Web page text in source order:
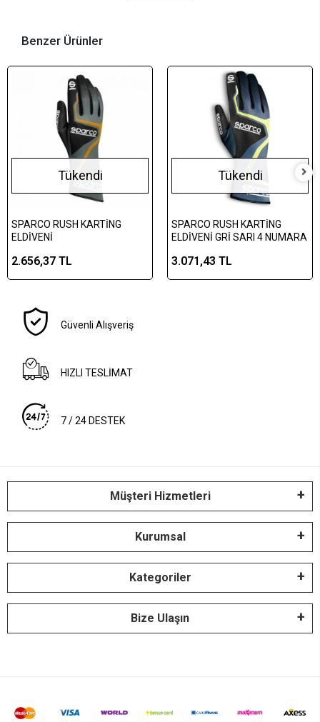
Benzer Ürünler
Tükendi
SPARCO RUSH KARTİNG
ELDİVENİ
2.656,37 TL
Tükendi
SPARCO RUSH KARTİNG
ELDİVENİ GRİ SARI 4 NUMARA
3.071,43 TL
Güvenli Alışveriş
HIZLI TESLİMAT
7 / 24 DESTEK
Müşteri Hizmetleri
Kurumsal
Kategoriler
Bize Ulaşın